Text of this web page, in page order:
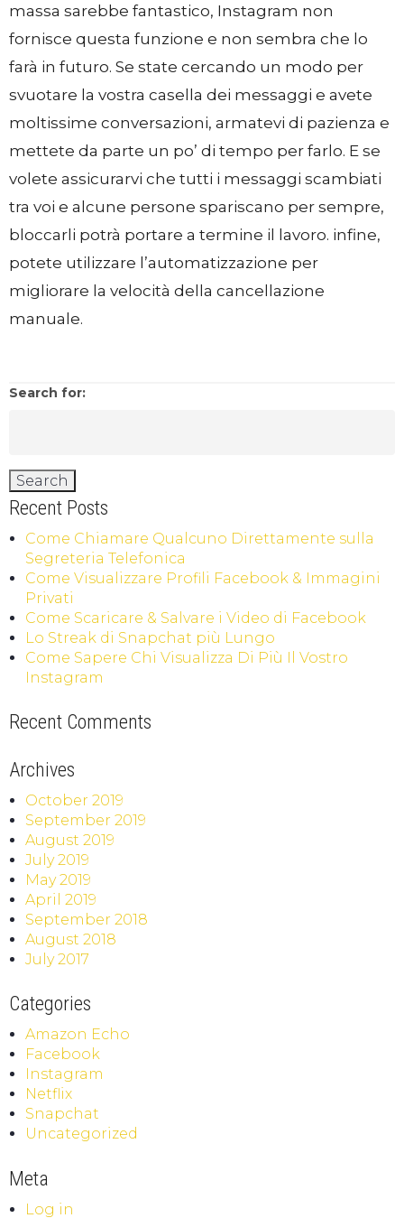
massa sarebbe fantastico, Instagram non
fornisce questa funzione e non sembra che lo
farà in futuro. Se state cercando un modo per
svuotare la vostra casella dei messaggi e avete
moltissime conversazioni, armatevi di pazienza e
mettete da parte un po’ di tempo per farlo. E se
volete assicurarvi che tutti i messaggi scambiati
tra voi e alcune persone spariscano per sempre,
bloccarli potrà portare a termine il lavoro. infine,
potete utilizzare l’automatizzazione per
migliorare la velocità della cancellazione
manuale.
Search for:
Recent Posts
Come Chiamare Qualcuno Direttamente sulla
Segreteria Telefonica
Come Visualizzare Profili Facebook & Immagini
Privati
Come Scaricare & Salvare i Video di Facebook
Lo Streak di Snapchat più Lungo
Come Sapere Chi Visualizza Di Più Il Vostro
Instagram
Recent Comments
Archives
October 2019
September 2019
August 2019
July 2019
May 2019
April 2019
September 2018
August 2018
July 2017
Categories
Amazon Echo
Facebook
Instagram
Netflix
Snapchat
Uncategorized
Meta
Log in